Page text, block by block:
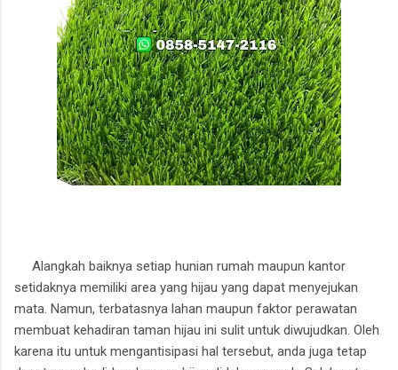
Alangkah baiknya setiap hunian rumah maupun kantor
setidaknya memiliki area yang hijau yang dapat menyejukan
mata. Namun, terbatasnya lahan maupun faktor perawatan
membuat kehadiran taman hijau ini sulit untuk diwujudkan. Oleh
karena itu untuk mengantisipasi hal tersebut, anda juga tetap